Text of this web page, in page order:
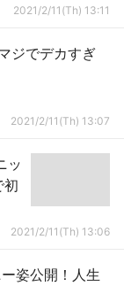
2021/2/11(Th) 13:11
ジでデカすぎ
2021/2/11(Th) 13:07
ッ
初
2021/2/11(Th) 13:06
姿公開！人生